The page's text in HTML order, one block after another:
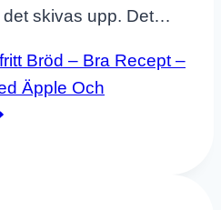
det skivas upp. Det…
Bröd – Bra Recept –
Äpple Och